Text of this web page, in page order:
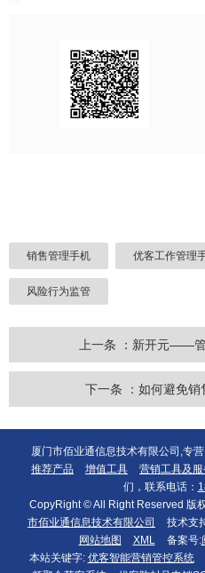
销售管理手机 优客工作管理
风险行为监管
上一条 ：新开元——
下一条 ：如何避免销
厦门市佰业通信息技术有限公司,专营
推荐产品
增值工具 营销工具及服
们，联系电话：
CopyRight © All Right Reserved 版
市佰业通信息技术有限公司
技术支
网站地图
XML 备案号:
本站关键字: 优客智能营销管控系统